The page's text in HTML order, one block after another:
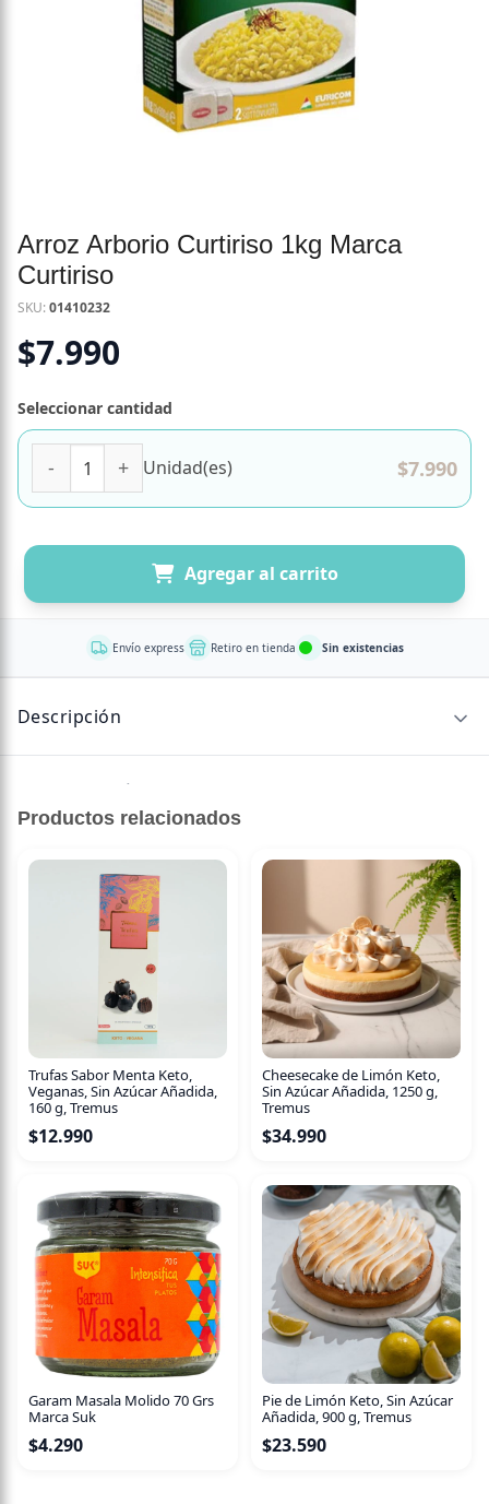
Arroz Arborio Curtiriso 1kg Marca
Curtiriso
SKU:01410232
$7.990
Seleccionar cantidad
Unidad(es) $7.990
Agregar al carrito
Envío express Retiro en tienda Sin existencias
Descripción
Sin descripción disponible.
Productos relacionados
Trufas Sabor Menta Keto,
Veganas, Sin Azúcar Añadida,
160 g, Tremus
$12.990
Cheesecake de Limón Keto,
Sin Azúcar Añadida, 1250 g,
Tremus
$34.990
Garam Masala Molido 70 Grs
Marca Suk
$4.290
Pie de Limón Keto, Sin Azúcar
Añadida, 900 g, Tremus
$23.590